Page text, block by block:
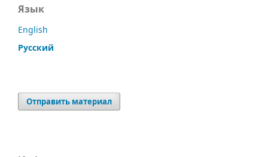
Язык
English
Русский
Отправить материал